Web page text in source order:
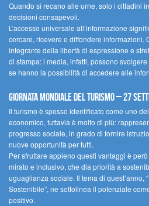
Quando si recano alle urne, solo i cittadini
decisioni consapevoli.
L’accesso universale all’informazione
cercare, ricevere e diffondere informazioni.
integrante della libertà di espressione e
di stampa: i media, infatti, possono
se hanno la possibilità di accedere alle
Giornata mondiale del turismo – 27
Il turismo è spesso identificato come uno
economico, tuttavia è molto di più:
progresso sociale, in grado di fornire
nuove opportunità per tutti.
Per sfruttare appieno questi vantaggi è
mirato e inclusivo, che dia priorità a
uguaglianza sociale. Il tema di quest’anno,
Sostenibile”, ne sottolinea il potenziale
positivo.